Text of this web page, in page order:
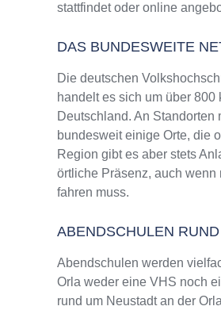
stattfindet oder online
DAS BUNDESWEITE
Die deutschen
handelt es sich um über
Deutschland. An
bundesweit einige Orte, die
Region gibt es aber stets
örtliche Präsenz, auch
fahren muss.
ABENDSCHULEN
Abendschulen werden
Orla weder eine VHS noch
rund um Neustadt an der